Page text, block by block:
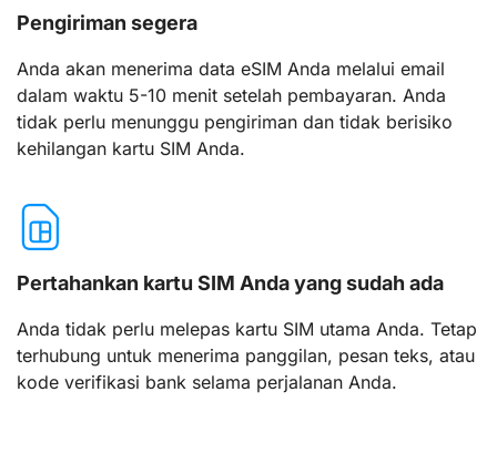
Pengiriman segera
Anda akan menerima data eSIM Anda melalui email
dalam waktu 5-10 menit setelah pembayaran. Anda
tidak perlu menunggu pengiriman dan tidak berisiko
kehilangan kartu SIM Anda.
Pertahankan kartu SIM Anda yang sudah ada
Anda tidak perlu melepas kartu SIM utama Anda. Tetap
terhubung untuk menerima panggilan, pesan teks, atau
kode verifikasi bank selama perjalanan Anda.